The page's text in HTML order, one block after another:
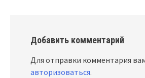
Добавить комментарий
Для отправки комментария
авторизоваться.